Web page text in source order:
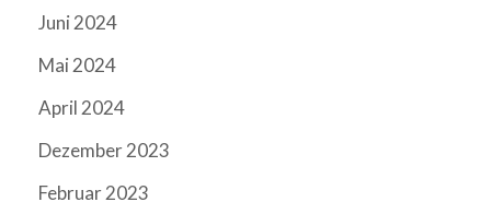
Juni 2024
Mai 2024
April 2024
Dezember 2023
Februar 2023